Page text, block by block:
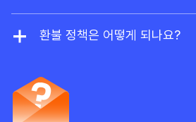
금액으로 선결제할 수도 있습니
네. 보고서 크레딧, 내보내기
API 유닛 등과 같은 사용량 기
을 10월 15일에 구매했다면 해
일에 만료됩니다. 단, 선불 한
환불 정책은 어떻게 되나요?
간 구독의 경우, 서비스를 사용
요청할 수 있으나, 계정에서 실
경우 환불이 거부될 수 있습니다.